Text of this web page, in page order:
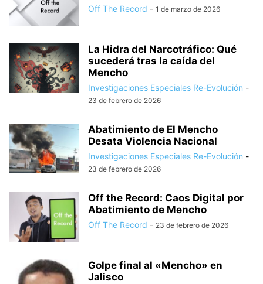
Off The Record - 1 de marzo de 2026
La Hidra del Narcotráfico: Qué
sucederá tras la caída del
Mencho
Investigaciones Especiales Re-Evolución -
23 de febrero de 2026
Abatimiento de El Mencho
Desata Violencia Nacional
Investigaciones Especiales Re-Evolución -
23 de febrero de 2026
Off the Record: Caos Digital por
Abatimiento de Mencho
Off The Record - 23 de febrero de 2026
Golpe final al «Mencho» en
Jalisco